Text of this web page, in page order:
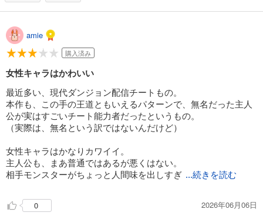
amie
購入済み
女性キャラはかわいい
最近多い、現代ダンジョン配信チートもの。
本作も、この手の王道ともいえるパターンで、無名だった主人
公が実はすごいチート能力者だったというもの。
（実際は、無名という訳ではないんだけど）
女性キャラはかなりカワイイ。
主人公も、まあ普通ではあるが悪くはない。
相手モンスターがちょっと人間味を出しすぎ ...続きを読む
0 2026年06月06日